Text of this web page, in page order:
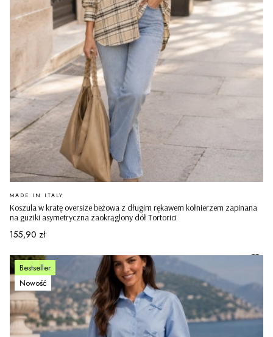
Koszula w kratę oversize beżowa z długim rękawem kołnierzem zapinana
na guziki asymetryczna zaokrąglony dół Tortorici
PRODUCENT
MADE IN ITALY
Cena
155,90 zł
Bestseller
Nowość